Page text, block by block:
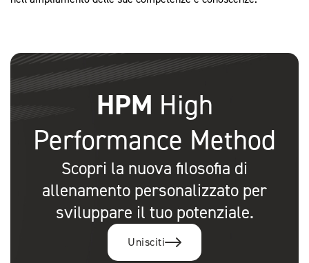
HPM High
Performance Method
Scopri la nuova filosofia di
allenamento personalizzato per
sviluppare il tuo potenziale.
Unisciti